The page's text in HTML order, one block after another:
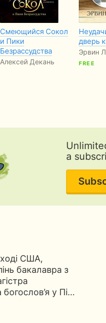
Смеющийся Сокол
и Пики
Безрассудства
Алексей Декань
дверь
Эрвин
FREE
a
США,
бакалавра з
у Пі…